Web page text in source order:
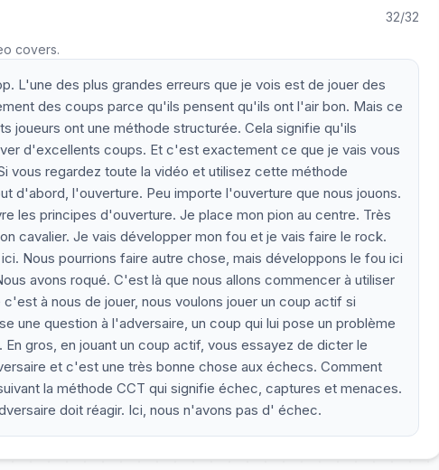
32/32
covers.
L'une des plus grandes erreurs que je vois est de jouer des
des coups parce qu'ils pensent qu'ils ont l'air bon. Mais ce
joueurs ont une méthode structurée. Cela signifie qu'ils
d'excellents coups. Et c'est exactement ce que je vais vous
vous regardez toute la vidéo et utilisez cette méthode
d'abord, l'ouverture. Peu importe l'ouverture que nous jouons.
les principes d'ouverture. Je place mon pion au centre. Très
cavalier. Je vais développer mon fou et je vais faire le rock.
Nous pourrions faire autre chose, mais développons le fou ici
avons roqué. C'est là que nous allons commencer à utiliser
à nous de jouer, nous voulons jouer un coup actif si
une question à l'adversaire, un coup qui lui pose un problème
gros, en jouant un coup actif, vous essayez de dicter le
et c'est une très bonne chose aux échecs. Comment
la méthode CCT qui signifie échec, captures et menaces.
doit réagir. Ici, nous n'avons pas d' échec.